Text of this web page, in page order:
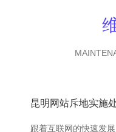
昆明网站斥地实施
跟着互联网的快速发